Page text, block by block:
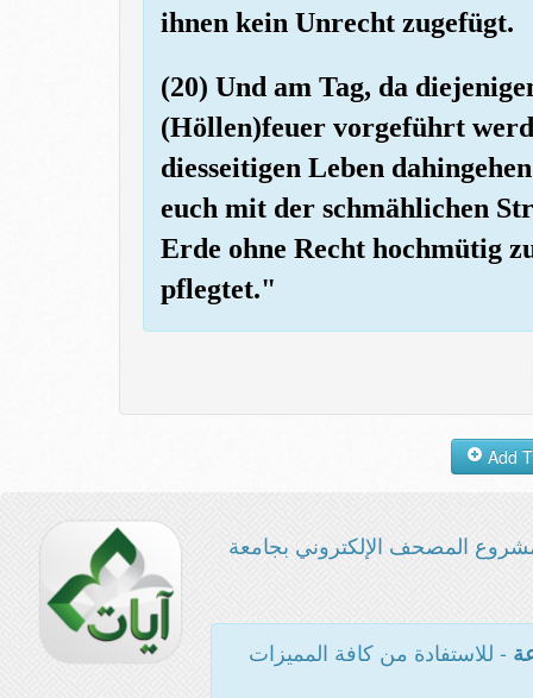
ihnen kein Unrecht zugefügt.
(20) Und am Tag, da
(Höllen)feuer vorgeführt
diesseitigen Leben
euch mit der schmählichen
Erde ohne Recht hochmütig
pflegtet."
المصحف الإلكتروني بجامعة
- للاستفادة من كافة المميزات